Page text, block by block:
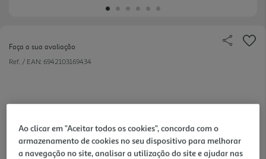
Faça a sua avaliação
Ref. / EAN: 6942103169434
Ao clicar em "Aceitar todos os cookies", concorda com o
armazenamento de cookies no seu dispositivo para melhorar
a navegação no site, analisar a utilização do site e ajudar nas